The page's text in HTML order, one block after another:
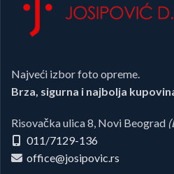
Najveći izbor foto opreme.
Brza, sigurna i najbolja
Risovačka ulica 8, Novi Beograd
011/7129-136
office@josipovic.rs